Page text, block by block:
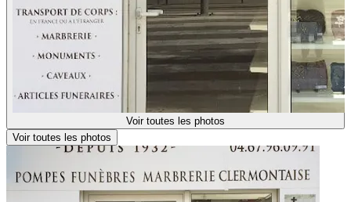
Voir toutes les photos
Voir toutes les photos